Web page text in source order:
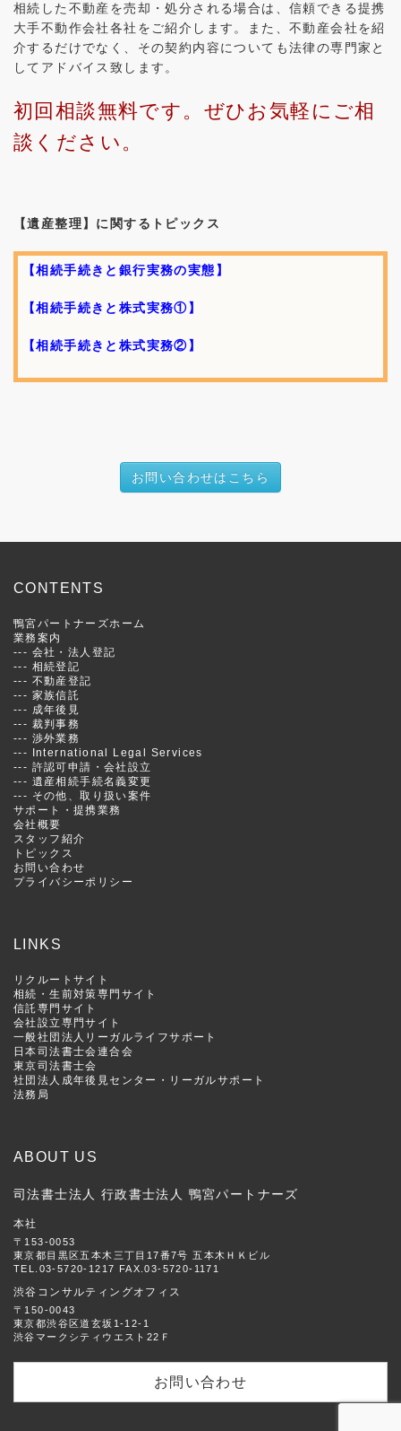
相続した不動産を売却・処分される場合は、信頼できる提携
大手不動作会社各社をご紹介します。また、不動産会社を紹
介するだけでなく、その契約内容についても法律の専門家と
してアドバイス致します。
初回相談無料です。ぜひお気軽にご相
談ください。
【遺産整理】に関するトピックス
【相続手続きと銀行実務の実態】
【相続手続きと株式実務①】
【相続手続きと株式実務②】
お問い合わせはこちら
CONTENTS
鴨宮パートナーズホーム
業務案内
--- 会社・法人登記
--- 相続登記
--- 不動産登記
--- 家族信託
--- 成年後見
--- 裁判事務
--- 渉外業務
---
International Legal Services
--- 許認可申請・会社設立
--- 遺産相続手続名義変更
--- その他、取り扱い案件
サポート・提携業務
会社概要
スタッフ紹介
トピックス
お問い合わせ
プライバシーポリシー
LINKS
リクルートサイト
相続・生前対策専門サイト
信託専門サイト
会社設立専門サイト
一般社団法人リーガルライフサポート
日本司法書士会連合会
東京司法書士会
社団法人成年後見センター・リーガルサポート
法務局
ABOUT US
司法書士法人 行政書士法人 鴨宮パートナーズ
本社
〒153-0053
東京都目黒区五本木三丁目17番7号 五本木ＨＫビル
TEL.03-5720-1217 FAX.03-5720-1171
渋谷コンサルティングオフィス
〒150-0043
東京都渋谷区道玄坂1-12-1
渋谷マークシティウエスト22Ｆ
お問い合わせ